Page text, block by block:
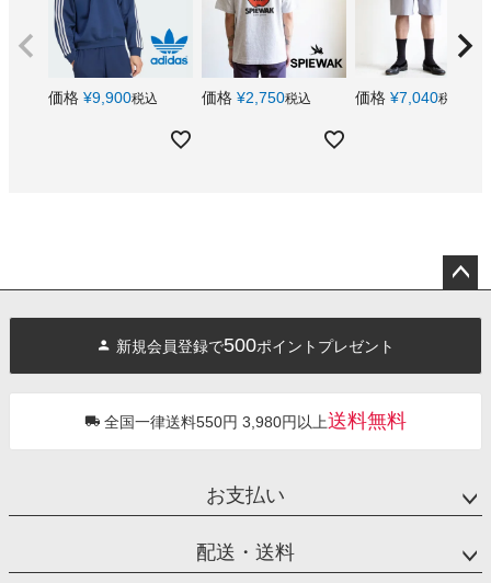
価格 ¥9,900税込 価格 ¥2,750税込 価格 ¥7,040税込
へ
新規会員登録で500ポイントプレゼント
全国一律送料550円 3,980円以上送料無料
お支払い
配送・送料